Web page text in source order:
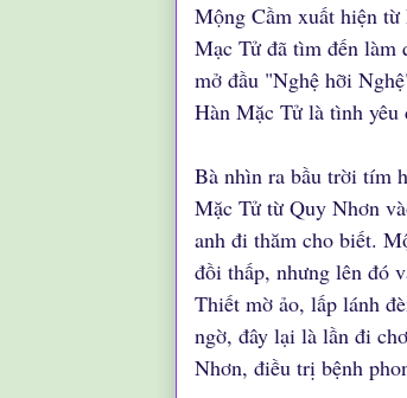
Mộng Cầm xuất hiện
Mạc Tử đã tìm đến làm
mở đầu "Nghệ hỡi
Hàn Mặc Tử là tình yêu
Bà nhìn ra bầu trời tím
Mặc Tử từ Quy Nhơn
anh đi thăm cho biết.
đồi thấp, nhưng lên đó
Thiết mờ ảo, lấp lánh
ngờ, đây lại là lần đi
Nhơn, điều trị bệnh